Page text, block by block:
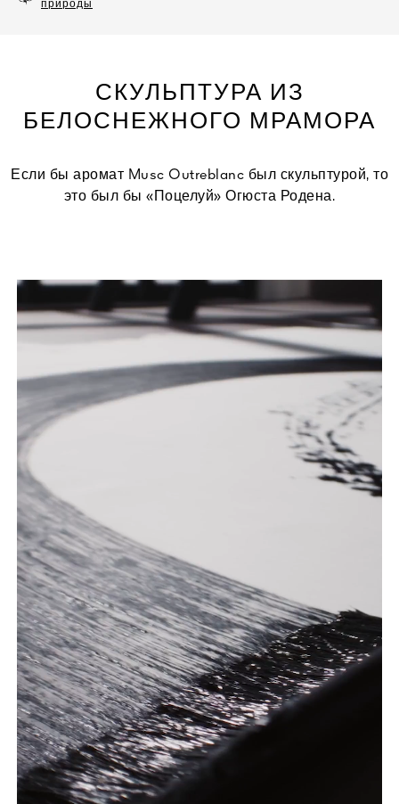
природы
СКУЛЬПТУРА ИЗ
БЕЛОСНЕЖНОГО МРАМОРА
Если бы аромат Musc Outreblanc был скульптурой, то
это был бы «Поцелуй» Огюста Родена.